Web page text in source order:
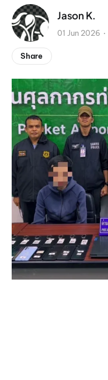
Jason K.
01 Jun 2026
Share